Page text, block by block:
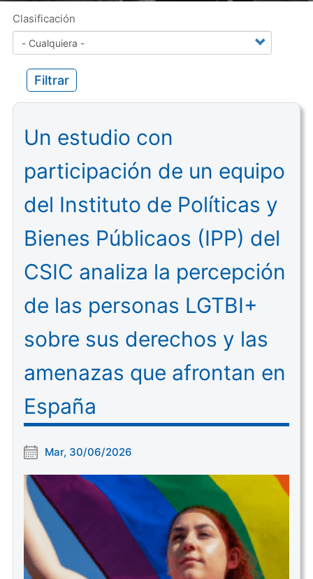
Clasificación
Filtrar
Un estudio con
participación de un equipo
del Instituto de Políticas y
Bienes Públicaos (IPP) del
CSIC analiza la percepción
de las personas LGTBI+
sobre sus derechos y las
amenazas que afrontan en
España
Mar, 30/06/2026